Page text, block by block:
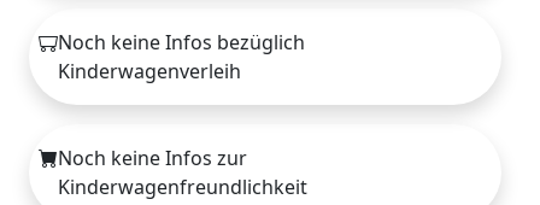
Noch keine Infos bezüglich
Kinderwagenverleih
Noch keine Infos zur
Kinderwagenfreundlichkeit